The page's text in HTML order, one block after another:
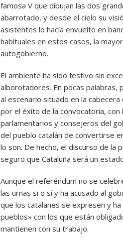
famosa V que dibujan las dos
abarrotado, y desde el cielo su
asistentes lo hacía envuelto en
habituales en estos casos, la
autogobierno.
El ambiente ha sido festivo sin
alborotadores. En pocas palabras,
al escenario situado en la
por el éxito de la convocatoria,
parlamentarios y consejeros del
del pueblo catalán de convertirse
lo son. De hecho, el discurso de la
seguro que Cataluña será un
Aunque el referéndum no se
las urnas si o sí y ha acusado al
que los catalanes se expresen y
pueblos» con los que están
mantienen con su trabajo.